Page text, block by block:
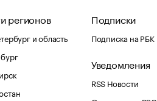
регионов
и область
Подписки
Подписка на РБК
Уведомления
RSS Новости